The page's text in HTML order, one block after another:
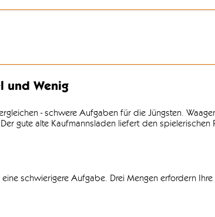
und Wenig
- schwere Aufgaben für die Jüngsten.
gute alte Kaufmannsladen liefert den spielerischen
schwierigere Aufgabe. Drei Mengen erfordern